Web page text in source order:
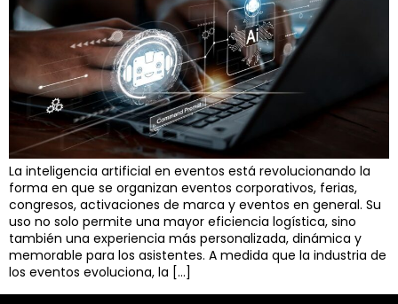
La inteligencia artificial en eventos está revolucionando la
forma en que se organizan eventos corporativos, ferias,
congresos, activaciones de marca y eventos en general. Su
uso no solo permite una mayor eficiencia logística, sino
también una experiencia más personalizada, dinámica y
memorable para los asistentes. A medida que la industria de
los eventos evoluciona, la […]